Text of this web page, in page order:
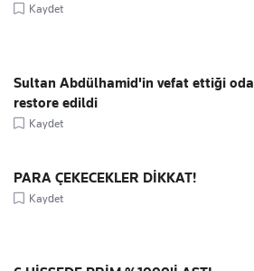
Kaydet
Sultan Abdülhamid'in vefat ettiği oda
restore edildi
Kaydet
PARA ÇEKECEKLER DİKKAT!
Kaydet